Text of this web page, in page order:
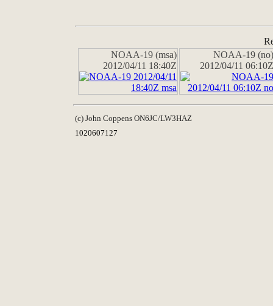
NOAA-19 (msa)
2012/04/11 18:40Z
NOAA-19 (no)
2012/04/11 06:10Z
(c) John Coppens ON6JC/LW3HAZ
1020607127